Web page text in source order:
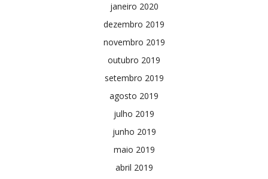
janeiro 2020
dezembro 2019
novembro 2019
outubro 2019
setembro 2019
agosto 2019
julho 2019
junho 2019
maio 2019
abril 2019